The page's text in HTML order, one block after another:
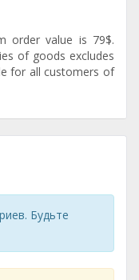
order value is 79$.
of goods excludes
for all customers of
Будьте